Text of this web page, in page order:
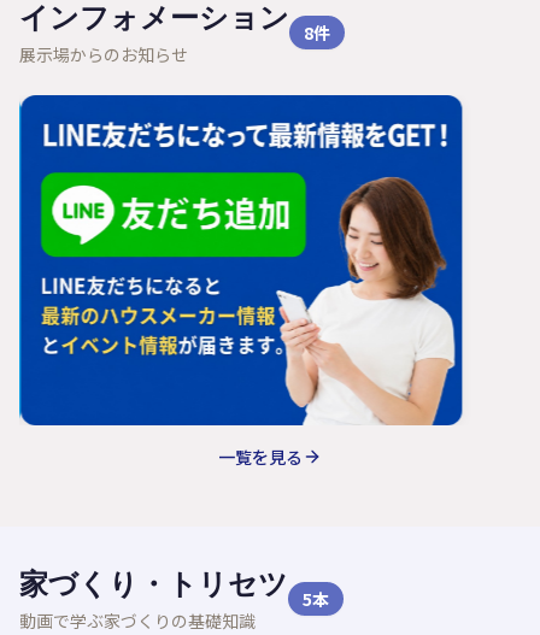
インフォメーション
展示場からのお知らせ
8件
一覧を見る
家づくり・トリセツ
動画で学ぶ家づくりの基礎知識
5本